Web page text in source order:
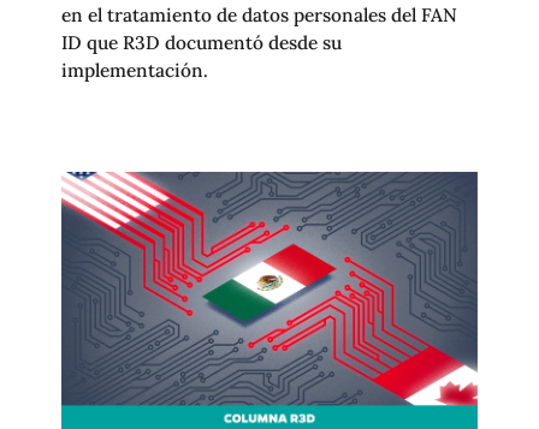
en el tratamiento de datos personales del FAN
ID que R3D documentó desde su
implementación.